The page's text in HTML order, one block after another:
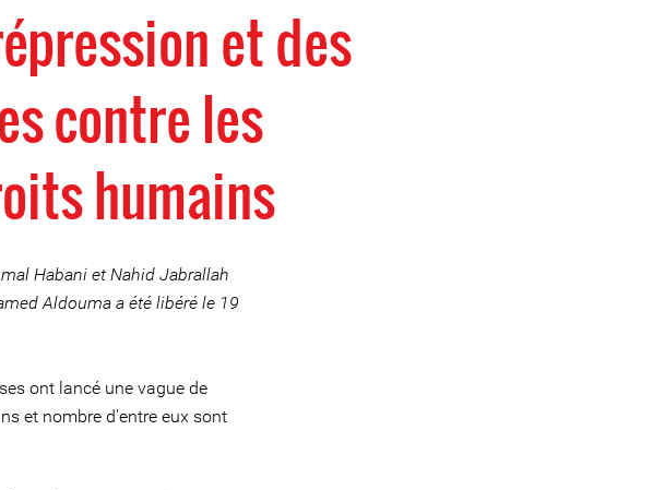
et des
contre les
humains
Habani et Nahid Jabrallah
Aldouma a été libéré le 19
ont lancé une vague de
et nombre d'entre eux sont